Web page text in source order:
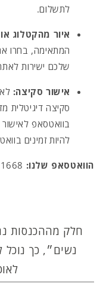
לתשלום.
איור מהקטלוג
המתאימה,בחרו
שלכם ישירות
אישור סקיצה:
סקיצה דיגיטלית
בוואטסאפ לאישור
להיות זמינים
הוואטסאפ שלנו:
חלק מההכנסות
נשים״, כך